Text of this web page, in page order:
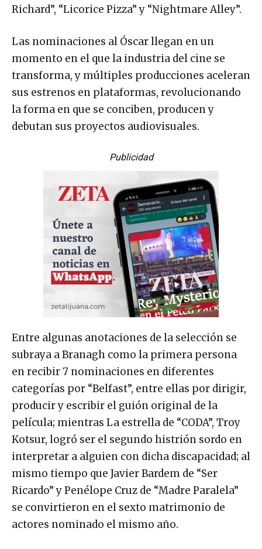
Richard”, “Licorice Pizza” y “Nightmare Alley”.
Las nominaciones al Óscar llegan en un
momento en el que la industria del cine se
transforma, y múltiples producciones aceleran
sus estrenos en plataformas, revolucionando
la forma en que se conciben, producen y
debutan sus proyectos audiovisuales.
Publicidad
Entre algunas anotaciones de la selección se
subraya a Branagh como la primera persona
en recibir 7 nominaciones en diferentes
categorías por “Belfast”, entre ellas por dirigir,
producir y escribir el guión original de la
película; mientras La estrella de “CODA”, Troy
Kotsur, logró ser el segundo histrión sordo en
interpretar a alguien con dicha discapacidad; al
mismo tiempo que Javier Bardem de “Ser
Ricardo” y Penélope Cruz de “Madre Paralela”
se convirtieron en el sexto matrimonio de
actores nominado el mismo año.